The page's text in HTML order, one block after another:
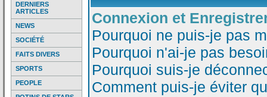
DERNIERS
ARTICLES
NEWS
SOCIÉTÉ
FAITS DIVERS
SPORTS
PEOPLE
Connexion et
Pourquoi ne puis-je pas
Pourquoi n'ai-je pas
Pourquoi suis-je
Comment puis-je éviter